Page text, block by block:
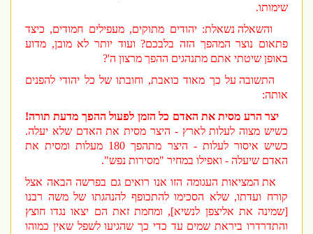
שימותו.
והשאלה נשאלת: יהודים מתוקים, מעפילים חמודים, כיצד
פתאום נוצר המהפך הזה בלבכם? ועוד יותר לא מובן, מדוע
באופן שיטתי אתם מתנהגים ההפך מרצון ה'?
התשובה על כך מאוד כואבת, וחובתו של כל יהודי להפנים
אותה:
יצר הרע מסית את האדם כל הזמן לפעול ההפך מדעת תורה!
כשיש מצוה לעלות לארץ - היצר מסית את האדם שלא יעלה.
כשיש איסור לעלות - היצר מתהפך 180 מעלות ומסית את
האדם שיעלה - ואפילו במחיר "מסירות נפש".
את המציאות העגומה הזו אנו רואים גם בפרשה הבאה אצל
קורח ועדתו, שלא הסכימו להתכופף להנהגתו של משה רבנו
[שמינה את אליצפן לנשיא], ומחמת זאת הם יצאו נגדו חוצץ
והתדרדרו ביראת שמים עד כדי כך שהגיעו לשפל שאין כמוהו